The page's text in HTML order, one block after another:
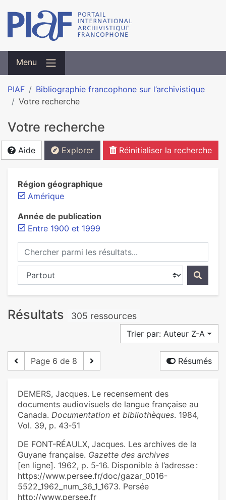
Menu
PIAF
Bibliographie francophone sur l’archivistique
Votre recherche
Votre recherche
Aide Explorer Réinitialiser la recherche
Région géographique
Amérique
Année de publication
Entre 1900 et 1999
Chercher parmi les résultats...
Chercher dans...
Résultats 305 ressources
Trier par: Auteur Z-A
Page 6 de 8 Résumés
DEMERS, Jacques. Le recensement des
documents audiovisuels de langue française au
Canada. Documentation et bibliothèques. 1984,
Vol. 39, p. 43‑51
DE FONT-RÉAULX, Jacques. Les archives de la
Guyane française. Gazette des archives
[en ligne]. 1962, p. 5‑16. Disponible à l’adresse :
https://www.persee.fr/doc/gazar_0016-
5522_1962_num_36_1_1673. Persée
http://www.persee.fr